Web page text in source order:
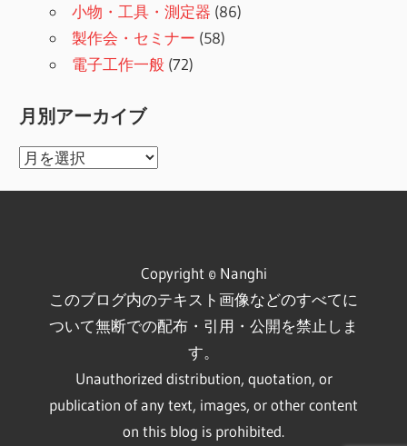
小物・工具・測定器 (86)
製作会・セミナー (58)
電子工作一般 (72)
月別アーカイブ
月
Copyright © Nanghi
このブログ内のテキスト画像などのすべてに
ついて無断での配布・引用・公開を禁止しま
す。
Unauthorized distribution, quotation, or
publication of any text, images, or other content
on this blog is prohibited.